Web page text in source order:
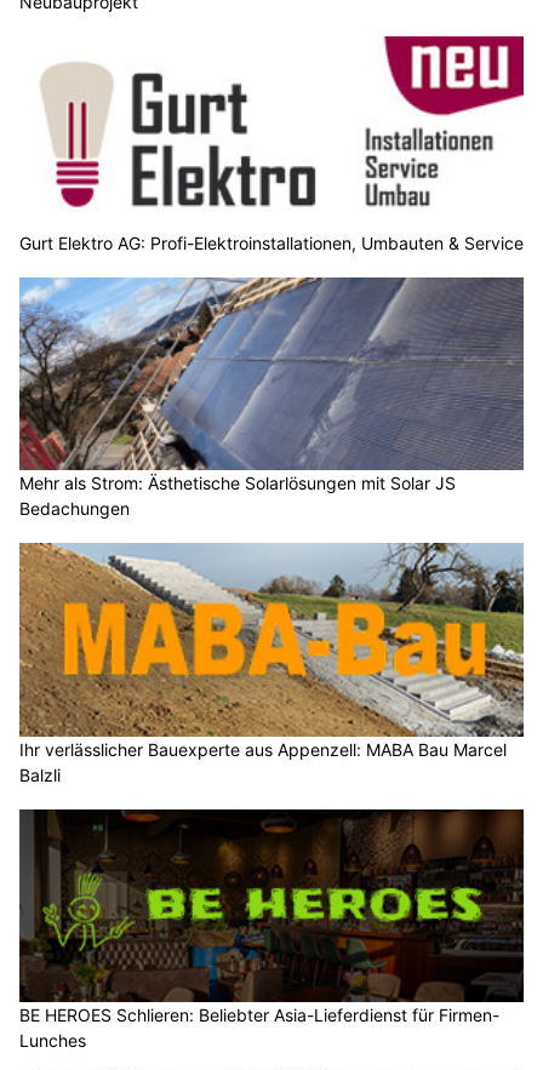
Gurt Elektro AG: Profi-Elektroinstallationen, Umbauten & Service
Mehr als Strom: Ästhetische Solarlösungen mit Solar JS
Bedachungen
Ihr verlässlicher Bauexperte aus Appenzell: MABA Bau Marcel
Balzli
BE HEROES Schlieren: Beliebter Asia-Lieferdienst für Firmen-
Lunches